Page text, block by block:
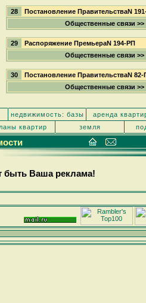
28
Постановление ПравительстваN
Общественные связи
29
Распоряжение ПремьераN 194-РП
Общественные связи
30
Постановление ПравительстваN
Общественные связи
недвижимость: базы
аренда
квартир земля
быть Ваша реклама!